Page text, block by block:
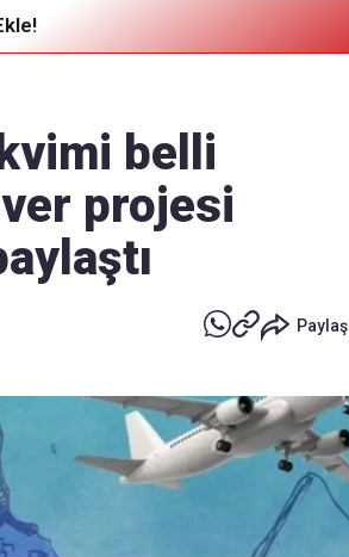
göndermek için
belli
projesi
Paylaş